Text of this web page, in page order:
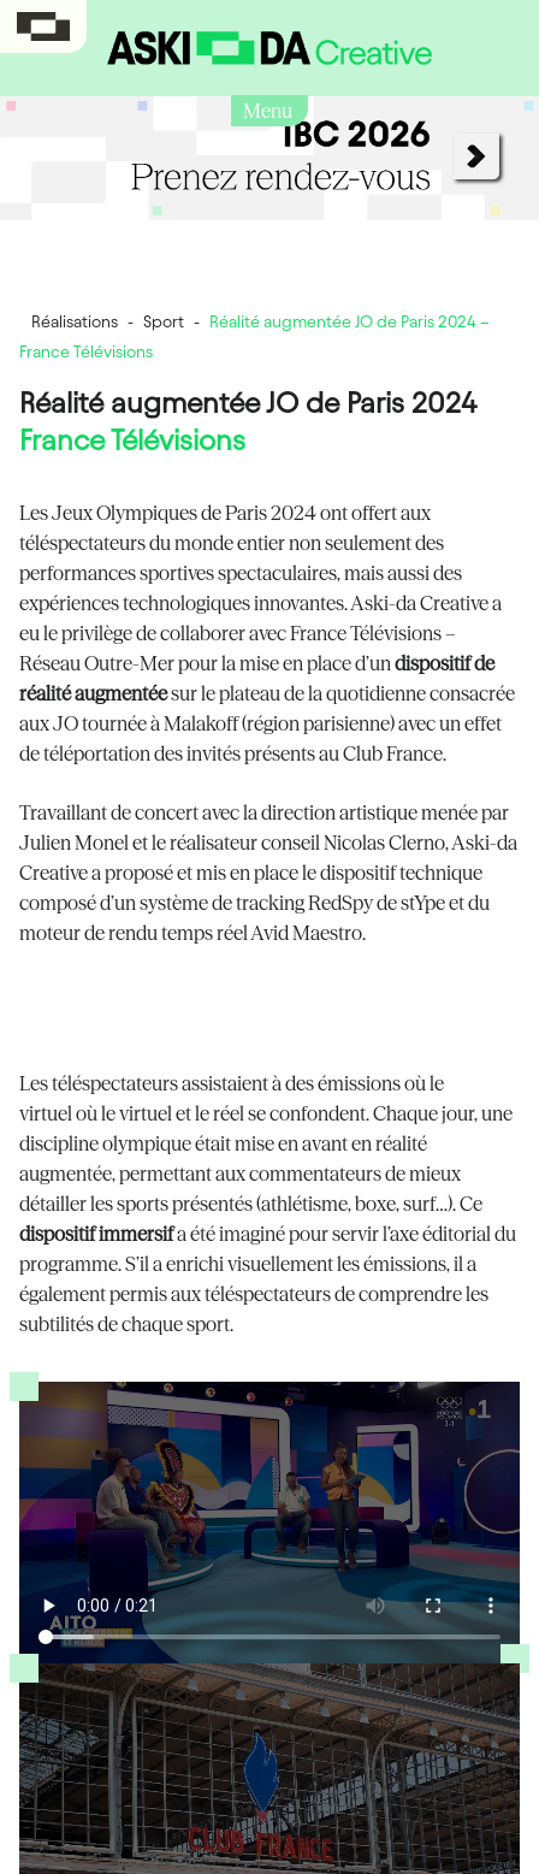
Menu
Réalisations - Sport -
Réalité augmentée JO de Paris 2024 –
France Télévisions
Réalité augmentée JO de Paris 2024
France Télévisions
Les Jeux Olympiques de Paris 2024 ont offert aux
téléspectateurs du monde entier non seulement des
performances sportives spectaculaires, mais aussi des
expériences technologiques innovantes. Aski-da Creative a
eu le privilège de collaborer avec France Télévisions –
Réseau Outre-Mer pour la mise en place d’undispositif de
réalité augmentéesur le plateau de la quotidienne consacrée
aux JO tournée à Malakoff (région parisienne) avec un effet
de téléportation des invités présents au Club France.
Travaillant de concert avec la direction artistique menée par
Julien Monel et le réalisateur conseil Nicolas Clerno, Aski-da
Creative a proposé et mis en place le dispositif technique
composé d’un système de tracking RedSpy de stYpe et du
moteur de rendu temps réel Avid Maestro.
Les téléspectateursassistaientà des émissions où le
virtueloù le virtuel et le réel se confondent. Chaque jour, une
discipline olympique était mise en avant en réalité
augmentée, permettant aux commentateurs de mieux
détailler les sports présentés (athlétisme, boxe, surf…).Ce
dispositif immersifaété imaginé pour servir l’axe éditorial du
programme. S’ilaenrichi visuellement les émissions,il a
égalementpermisaux téléspectateursde comprendreles
subtilités de chaque sport.